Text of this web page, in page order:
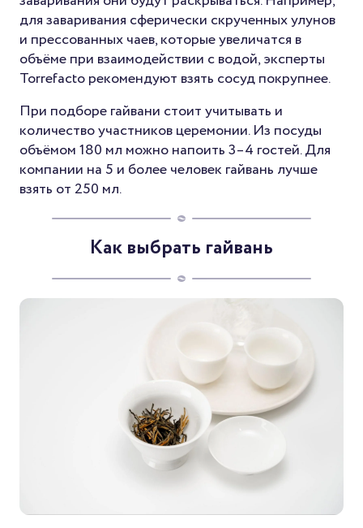
для заваривания сферически скрученных улунов
и прессованных чаев, которые увеличатся в
объёме при взаимодействии с водой, эксперты
Torrefacto рекомендуют взять сосуд покрупнее.
При подборе гайвани стоит учитывать и
количество участников церемонии. Из посуды
объёмом 180 мл можно напоить 3–4 гостей. Для
компании на 5 и более человек гайвань лучше
взять от 250 мл.
Как выбрать гайвань